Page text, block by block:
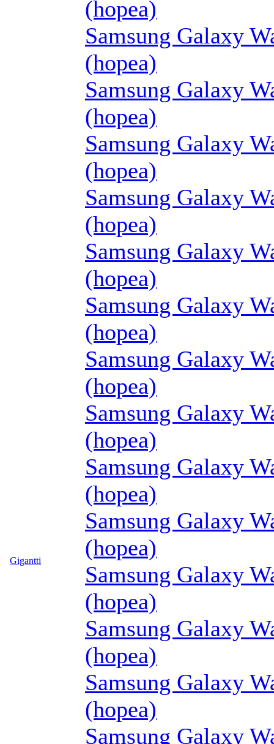
Gigantti
(hopea)
Samsung Galaxy
(hopea)
Samsung Galaxy
(hopea)
Samsung Galaxy
(hopea)
Samsung Galaxy
(hopea)
Samsung Galaxy
(hopea)
Samsung Galaxy
(hopea)
Samsung Galaxy
(hopea)
Samsung Galaxy
(hopea)
Samsung Galaxy
(hopea)
Samsung Galaxy
(hopea)
Samsung Galaxy
(hopea)
Samsung Galaxy
(hopea)
Samsung Galaxy
(hopea)
Samsung Galaxy